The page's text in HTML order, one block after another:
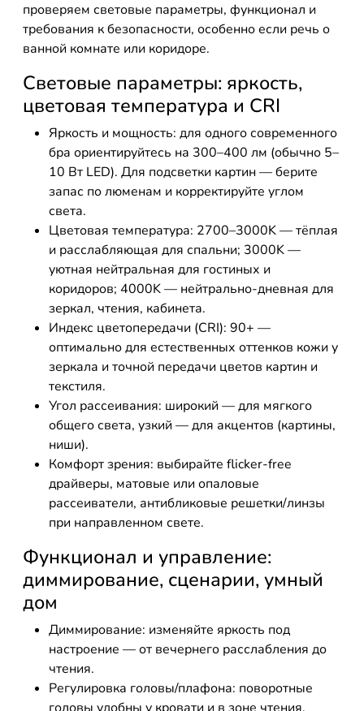
проверяем световые параметры, функционал и
требования к безопасности, особенно если речь о
ванной комнате или коридоре.
Световые параметры: яркость,
цветовая температура и CRI
Яркость и мощность: для одного современного
бра ориентируйтесь на 300–400 лм (обычно 5–
10 Вт LED). Для подсветки картин — берите
запас по люменам и корректируйте углом
света.
Цветовая температура: 2700–3000K — тёплая
и расслабляющая для спальни; 3000K —
уютная нейтральная для гостиных и
коридоров; 4000K — нейтрально-дневная для
зеркал, чтения, кабинета.
Индекс цветопередачи (CRI): 90+ —
оптимально для естественных оттенков кожи у
зеркала и точной передачи цветов картин и
текстиля.
Угол рассеивания: широкий — для мягкого
общего света, узкий — для акцентов (картины,
ниши).
Комфорт зрения: выбирайте flicker-free
драйверы, матовые или опаловые
рассеиватели, антибликовые решетки/линзы
при направленном свете.
Функционал и управление:
диммирование, сценарии, умный
дом
Диммирование: изменяйте яркость под
настроение — от вечернего расслабления до
чтения.
Регулировка головы/плафона: поворотные